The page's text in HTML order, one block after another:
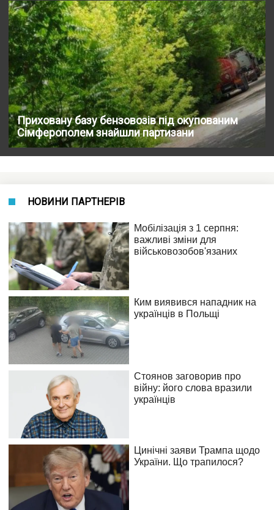
Приховану базу бензовозів під окупованим
Сімферополем знайшли партизани
НОВИНИ ПАРТНЕРІВ